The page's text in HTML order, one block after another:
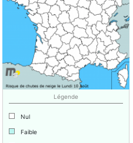
Légende
Nul
Faible